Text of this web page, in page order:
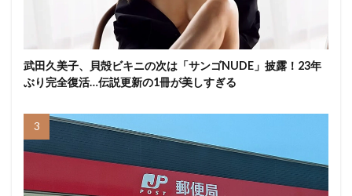
武田久美子、貝殻ビキニの次は「サンゴNUDE」披露！23年
ぶり完全復活…伝説更新の1冊が美しすぎる